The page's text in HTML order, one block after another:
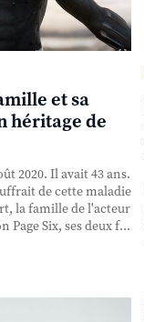
et sa
héritage de
2020. Il avait 43 ans.
de cette maladie
la famille de l'acteur
Page Six, ses deux f...